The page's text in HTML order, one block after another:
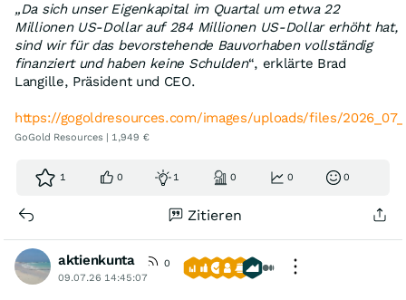
https://gogoldresources.com/images/uploads/files/
„Da sich unser Eigenkapital im Quartal um etwa 22
Millionen US-Dollar auf 284 Millionen US-Dollar erhöht hat,
sind wir für das bevorstehende Bauvorhaben vollständig
finanziert und haben keine Schulden“, erklärte Brad
Langille, Präsident und CEO.
https://gogoldresources.com/images/uploads/files/
GoGold Resources | 1,949 €
1 0 1 0 0 0
Zitieren
aktienkunta
0
09.07.26 14:45:07